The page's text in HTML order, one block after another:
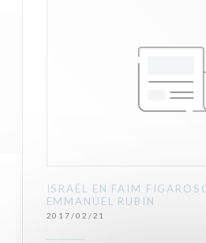
ISRAËL EN FAIM
EMMANUEL RUBIN
2017/02/21